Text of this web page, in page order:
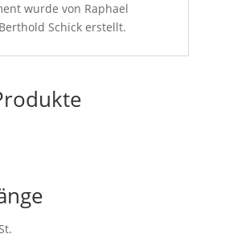
wurde von Raphael
Schick erstellt.